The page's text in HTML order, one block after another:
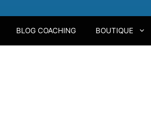
BLOG COACHING BOUTIQUE